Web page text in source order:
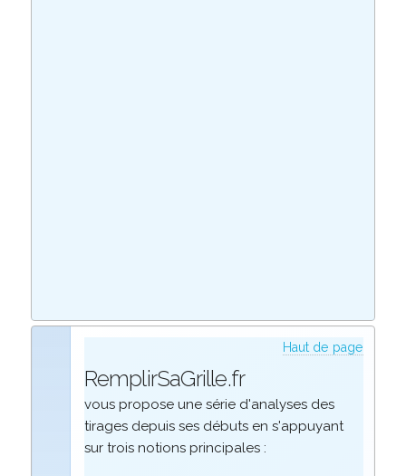
Haut de page
RemplirSaGrille.fr
vous propose une série d'analyses des
tirages depuis ses débuts en s'appuyant
sur trois notions principales :